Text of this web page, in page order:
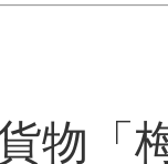
物「